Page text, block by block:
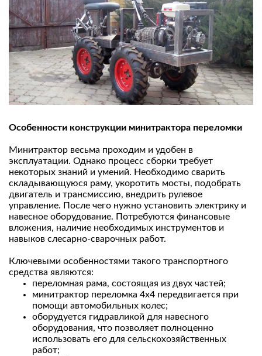
Особенности конструкции минитрактора переломки
Минитрактор весьма проходим и удобен в
эксплуатации. Однако процесс сборки требует
некоторых знаний и умений. Необходимо сварить
складывающуюся раму, укоротить мосты, подобрать
двигатель и трансмиссию, внедрить рулевое
управление. После чего нужно установить электрику и
навесное оборудование. Потребуются финансовые
вложения, наличие необходимых инструментов и
навыков слесарно-сварочных работ.
Ключевыми особенностями такого транспортного
средства являются:
переломная рама, состоящая из двух частей;
минитрактор переломка 4х4 передвигается при
помощи автомобильных колес;
оборудуется гидравликой для навесного
оборудования, что позволяет полноценно
использовать его для сельскохозяйственных
работ;